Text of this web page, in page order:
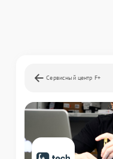
Сервисный центр F+